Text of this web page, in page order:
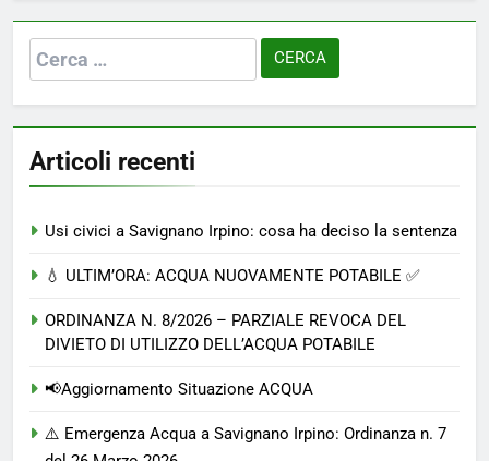
Ricerca
per:
Articoli recenti
Usi civici a Savignano Irpino: cosa ha deciso la sentenza
💧 ULTIM’ORA: ACQUA NUOVAMENTE POTABILE ✅
ORDINANZA N. 8/2026 – PARZIALE REVOCA DEL
DIVIETO DI UTILIZZO DELL’ACQUA POTABILE
📢Aggiornamento Situazione ACQUA
⚠️ Emergenza Acqua a Savignano Irpino: Ordinanza n. 7